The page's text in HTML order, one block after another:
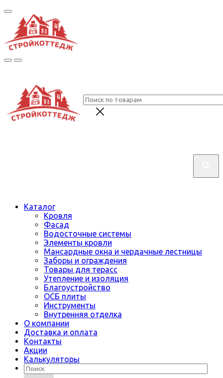
Каталог
Кровля
Фасад
Водосточные системы
Элементы кровли
Мансардные окна и чердачные лестницы
Заборы и ограждения
Товары для терасс
Утепление и изоляция
Благоустройство
ОСБ плиты
Инструменты
Внутренняя отделка
О компании
Доставка и оплата
Контакты
Акции
Калькуляторы